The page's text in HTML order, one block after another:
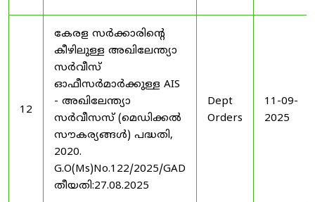
12
കേരള സർക്കാരിന്റെ
കീഴിലുള്ള അഖിലേന്ത്യാ
സർവീസ്
ഓഫീസർമാർക്കുള്ള AIS
- അഖിലേന്ത്യാ
സർവീസസ് (മെഡിക്കൽ
സൗകര്യങ്ങൾ) പദ്ധതി,
2020.
G.O(Ms)No.122/2025/GAD
തീയതി:27.08.2025
Dept
Orders
11-09-
2025